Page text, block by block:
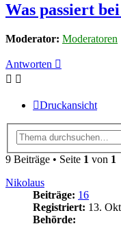
Was passiert
Moderator: Moderatoren
Antworten
Druckansicht
9 Beiträge • Seite 1 von 1
Nikolaus
Beiträge: 16
Registriert: 13.
Behörde: